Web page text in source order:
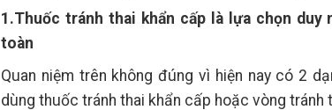
1.Thuốc tránh thai khẩn cấp là lựa chọn duy
toàn
Quan niệm trên không đúng vì hiện nay có 2
dùng thuốc tránh thai khẩn cấp hoặc vòng tránh